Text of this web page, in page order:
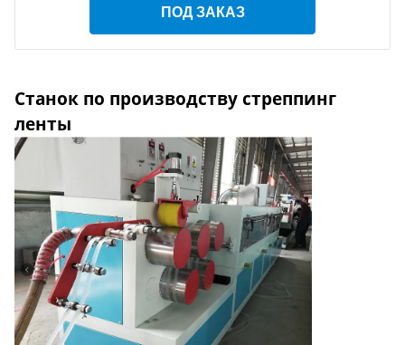
ПОД ЗАКАЗ
Станок по производству стреппинг
ленты